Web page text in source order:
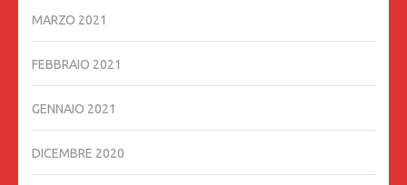
MARZO 2021
FEBBRAIO 2021
GENNAIO 2021
DICEMBRE 2020